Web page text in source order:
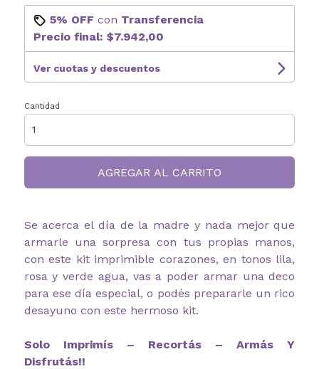
5% OFF con Transferencia
Precio final: $7.942,00
Ver cuotas y descuentos
Cantidad
AGREGAR AL CARRITO
Se acerca el día de la madre y nada mejor que
armarle una sorpresa con tus propias manos,
con este kit imprimible corazones, en tonos lila,
rosa y verde agua, vas a poder armar una deco
para ese día especial, o podés prepararle un rico
desayuno con este hermoso kit.
Solo Imprimís – Recortás – Armás Y
Disfrutás!!